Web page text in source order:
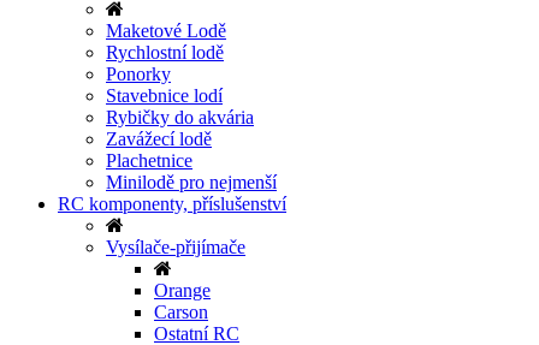
Maketové Lodě
Rychlostní lodě
Ponorky
Stavebnice lodí
Rybičky do akvária
Zavážecí lodě
Plachetnice
Minilodě pro nejmenší
RC komponenty, příslušenství
Vysílače-přijímače
Orange
Carson
Ostatní RC